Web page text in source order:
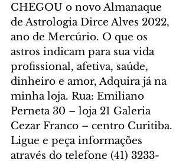
CHEGOU o novo Almanaque
de Astrologia Dirce Alves 2022,
ano de Mercúrio. O que os
astros indicam para sua vida
profissional, afetiva, saúde,
dinheiro e amor, Adquira já na
minha loja. Rua: Emiliano
Perneta 30 – loja 21 Galeria
Cezar Franco – centro Curitiba.
Ligue e peça informações
através do telefone (41) 3233-